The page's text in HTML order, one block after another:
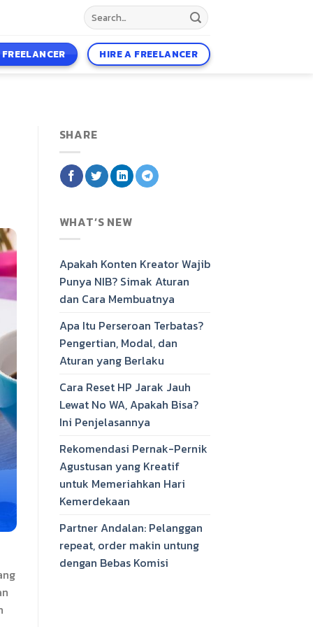
HIRE A FREELANCER
SHARE
WHAT’S NEW
Apakah Konten Kreator Wajib
Punya NIB? Simak Aturan
dan Cara Membuatnya
Apa Itu Perseroan Terbatas?
Pengertian, Modal, dan
Aturan yang Berlaku
Cara Reset HP Jarak Jauh
Lewat No WA, Apakah Bisa?
Ini Penjelasannya
Rekomendasi Pernak-Pernik
Agustusan yang Kreatif
untuk Memeriahkan Hari
Kemerdekaan
Partner Andalan: Pelanggan
repeat, order makin untung
dengan Bebas Komisi